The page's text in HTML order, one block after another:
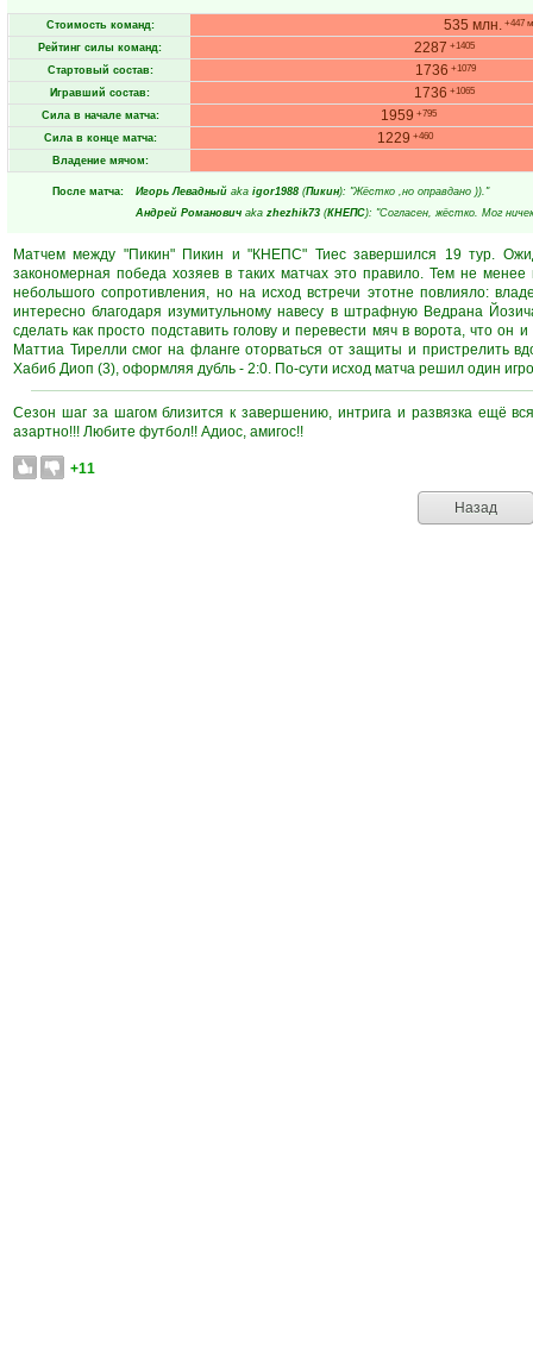
Стоимость команд: 535 млн. +447
Рейтинг силы команд: 2287 +1405
Стартовый состав: 1736 +1079
Игравший состав: 1736 +1065
Сила в начале матча: 1959 +795
Сила в конце матча: 1229 +460
Владение мячом:
После матча: Игорь Левадный aka igor1988 (Пикин): "Жёстко ,но оправдано ))."
Андрей Романович aka zhezhik73 (КНЕПС): "Согласен, жёстко. Мог
Матчем между "Пикин" Пикин и "КНЕПС" Тиес завершился 19 тур.
закономерная победа хозяев в таких матчах это правило. Тем не менее
небольшого сопротивления, но на исход встречи этотне повлияло:
интересно благодаря изумитульному навесу в штрафную Ведрана
сделать как просто подставить голову и перевести мяч в ворота, что он
Маттиа Тирелли смог на фланге оторваться от защиты и пристрелить
Хабиб Диоп (3), оформляя дубль - 2:0. По-сути исход матча решил один
Сезон шаг за шагом близится к завершению, интрига и развязка ещё
азартно!!! Любите футбол!! Адиос, амигос!!
+11
Назад